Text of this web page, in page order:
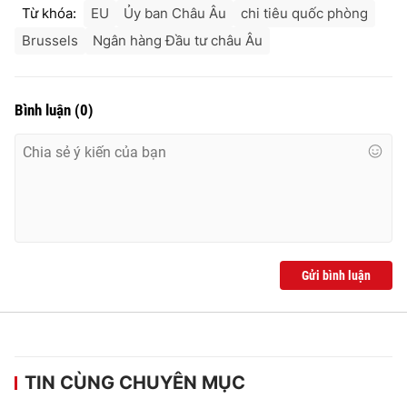
Từ khóa: EU Ủy ban Châu Âu
chi tiêu quốc phòng
Brussels
Ngân hàng Đầu tư châu Âu
Bình luận (0)
Gửi bình luận
TIN CÙNG CHUYÊN MỤC